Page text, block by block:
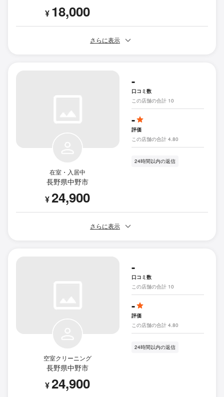
¥ 18,000
さらに表示
在室・入居中
長野県中野市
¥24,900
-
口コミ数
この店舗の合計 10
-
評価
この店舗の合計 4.80
24時間以内の返信
さらに表示
空室クリーニング
長野県中野市
¥24,900
-
口コミ数
この店舗の合計 10
-
評価
この店舗の合計 4.80
24時間以内の返信